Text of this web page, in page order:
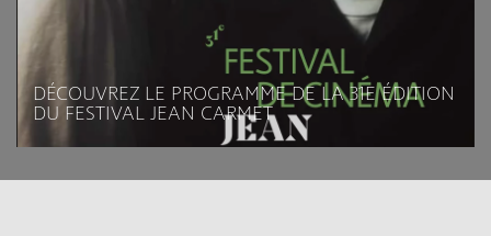
DÉCOUVREZ LE PROGRAMME DE LA 31E ÉDITION
DU FESTIVAL JEAN CARMET